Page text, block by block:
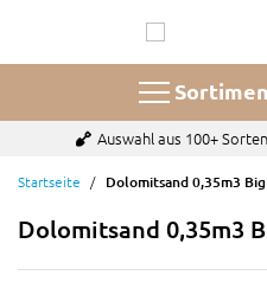
springen
Bezahlen mit u.a.
Startseite Dolomitsand 0,35m3
Dolomitsand 0,35m3